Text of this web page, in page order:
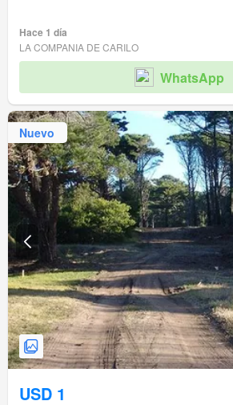
Hace 1 día
LA COMPANIA DE CARILO
WhatsApp
Nuevo
USD 1